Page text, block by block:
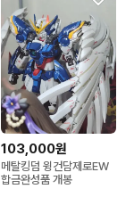
103,000원
메탈킹덤 윙건담제로EW
합금완성품 개봉